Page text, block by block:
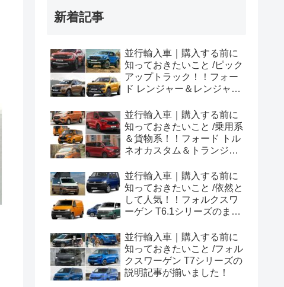
新着記事
並行輸入車｜購入する前に
知っておきたいこと /ピック
アップトラック！！フォー
ド レンジャー＆レンジャー
め！
並行輸入車｜購入する前に
知っておきたいこと /乗用系
＆貨物系！！フォード トル
ネオカスタム＆トランジッ
め！
並行輸入車｜購入する前に
知っておきたいこと /依然と
して人気！！フォルクスワ
ーゲン T6.1シリーズのまと
並行輸入車｜購入する前に
知っておきたいこと /フォル
クスワーゲン T7シリーズの
説明記事が揃いました！